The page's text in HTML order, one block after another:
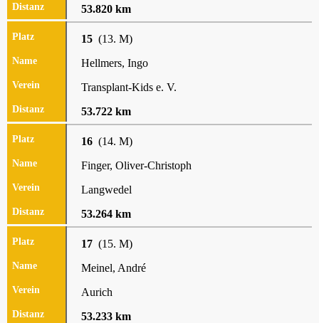
53.820 km
15 (13. M)
Hellmers, Ingo
Transplant-Kids e. V.
53.722 km
16 (14. M)
Finger, Oliver-Christoph
Langwedel
53.264 km
17 (15. M)
Meinel, André
Aurich
53.233 km